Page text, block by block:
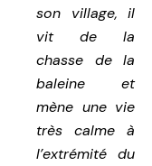
son village, il
vit de la
chasse de la
baleine et
mène une vie
très calme à
l’extrémité du